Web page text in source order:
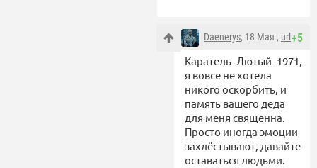
+5
Daenerys, 18 Мая , url
Каратель_Лютый_1971,
я вовсе не хотела
никого оскорбить, и
память вашего деда
для меня священна.
Просто иногда эмоции
захлёстывают, давайте
оставаться людьми.